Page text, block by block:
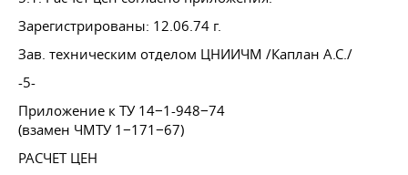
Зарегистрированы: 12.06.74 г.
Зав. техническим отделом ЦНИИЧМ /Каплан А.С./
-5-
Приложение к ТУ 14−1-948−74
(взамен ЧМТУ 1−171−67)
РАСЧЕТ ЦЕН